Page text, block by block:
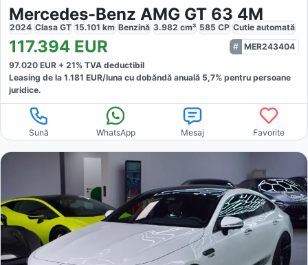
Mercedes-Benz AMG GT 63 4M
2024 Clasa GT 15.101 km Benzină 3.982 cm³ 585 CP Cutie automată
117.394 EUR
MER243404
97.020 EUR + 21% TVA deductibil
Leasing de la 1.181 EUR/luna cu dobăndă anuală 5,7% pentru persoane
juridice.
Sună WhatsApp Mesaj Favorite